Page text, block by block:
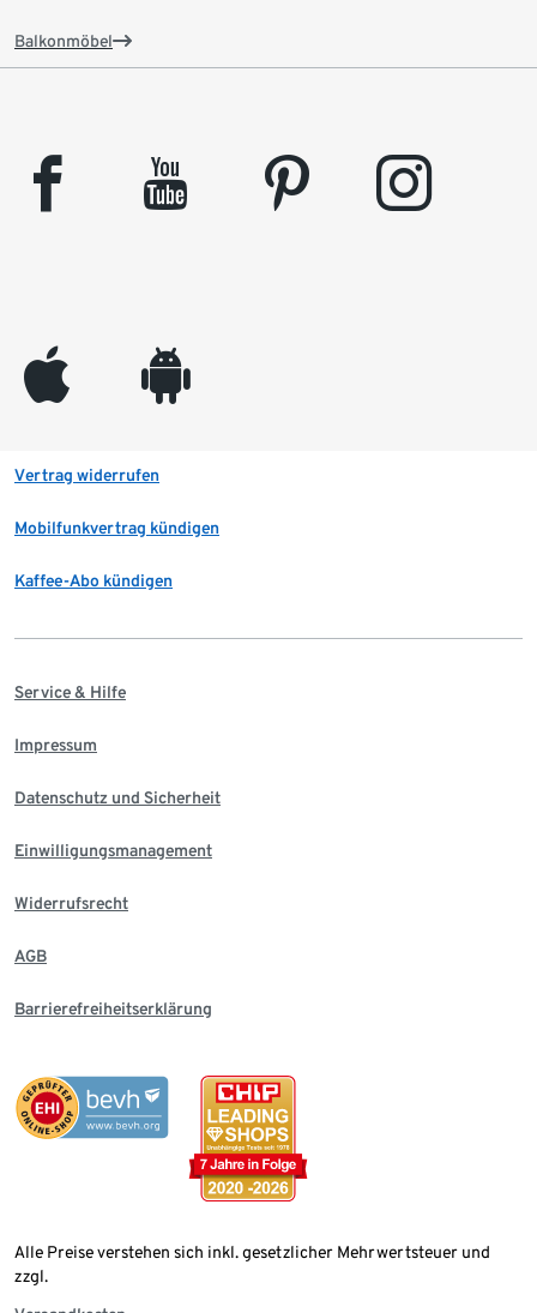
Balkonmöbel
facebook youtube pinterest instagram
appleinc android
Vertrag widerrufen
Mobilfunkvertrag kündigen
Kaffee-Abo kündigen
Service & Hilfe
Impressum
Datenschutz und Sicherheit
Einwilligungsmanagement
Widerrufsrecht
AGB
Barrierefreiheitserklärung
Alle Preise verstehen sich inkl. gesetzlicher Mehrwertsteuer und
zzgl.